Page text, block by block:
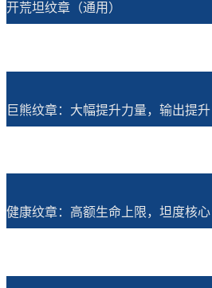
开荒坦纹章（通用）
巨熊纹章：大幅提升力量，输出提升
健康纹章：高额生命上限，坦度核心